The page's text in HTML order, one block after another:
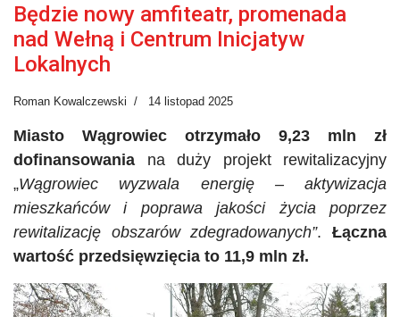
Będzie nowy amfiteatr, promenada
nad Wełną i Centrum Inicjatyw
Lokalnych
Roman Kowalczewski 14 listopad 2025
Miasto Wągrowiec otrzymało 9,23 mln zł
dofinansowania na duży projekt rewitalizacyjny
„Wągrowiec wyzwala energię – aktywizacja
mieszkańców i poprawa jakości życia poprzez
rewitalizację obszarów zdegradowanych”.Łączna
wartość przedsięwzięcia to 11,9 mln zł.